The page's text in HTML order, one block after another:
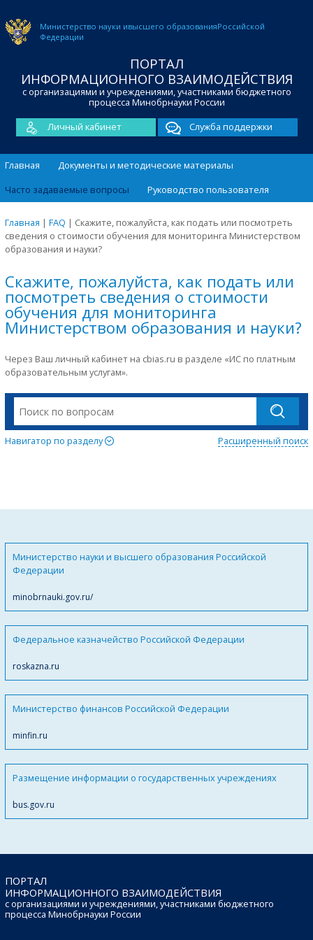
Министерство науки ивысшего образованияРоссийской
Федерации
ПОРТАЛ
ИНФОРМАЦИОННОГО ВЗАИМОДЕЙСТВИЯ
с организациями и учреждениями, участниками бюджетного
процесса Минобрнауки России
Личный кабинет
Служба поддержки
Главная
Документы и методические материалы
Часто задаваемые вопросы
Руководство пользователя
Главная | FAQ | Скажите, пожалуйста, как подать или посмотреть
сведения о стоимости обучения для мониторинга Министерством
образования и науки?
Скажите, пожалуйста, как подать или
посмотреть сведения о стоимости
обучения для мониторинга
Министерством образования и науки?
Через Ваш личный кабинет на cbias.ru в разделе «ИС по платным
образовательным услугам».
Навигатор по разделу Расширенный поиск
Министерство науки и высшего образования Российской
Федерации
minobrnauki.gov.ru/
Федеральное казначейство Российской Федерации
roskazna.ru
Министерство финансов Российской Федерации
minfin.ru
Размещение информации о государственных учреждениях
bus.gov.ru
ПОРТАЛ
ИНФОРМАЦИОННОГО ВЗАИМОДЕЙСТВИЯ
с организациями и учреждениями, участниками бюджетного
процесса Минобрнауки России